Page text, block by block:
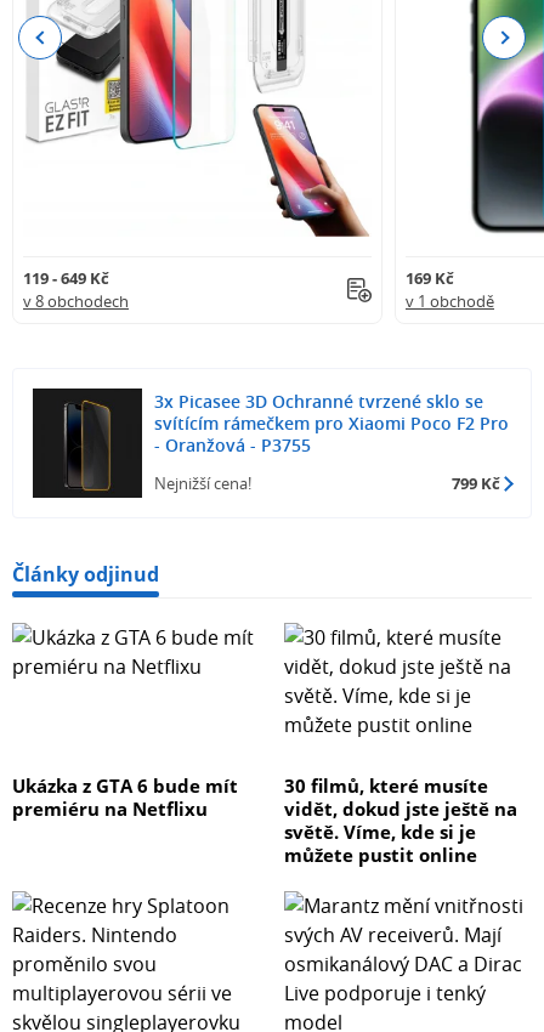
119 - 649 Kč
v 8 obchodech
169 Kč
v 1 obchodě
Previous Next
3x Picasee 3D Ochranné tvrzené sklo se
svítícím rámečkem pro Xiaomi Poco F2 Pro
- Oranžová - P3755
Nejnižší cena! 799 Kč
Články odjinud
Ukázka z GTA 6 bude mít
premiéru na Netflixu
30 filmů, které musíte
vidět, dokud jste ještě na
světě. Víme, kde si je
můžete pustit online